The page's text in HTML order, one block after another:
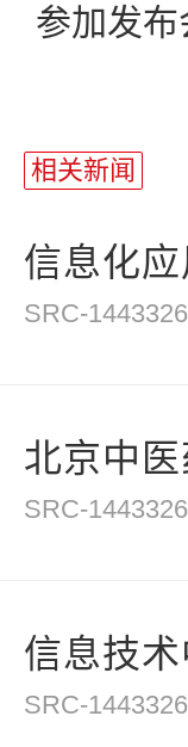
参加发布
相关新闻
信息化
SRC-
北京中
SRC-
信息技
SRC-